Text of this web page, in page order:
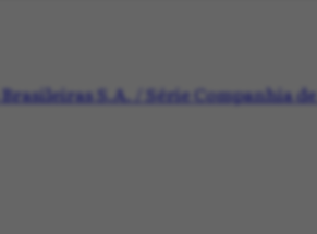
S.A. / Série Companhia